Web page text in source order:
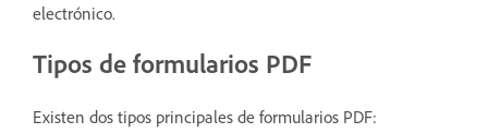
electrónico.
Tipos de formularios PDF
Existen dos tipos principales de formularios PDF: